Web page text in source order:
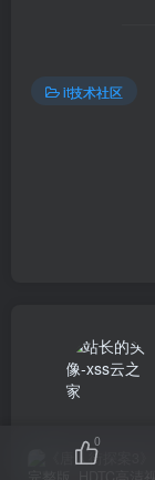
it技术社区
0